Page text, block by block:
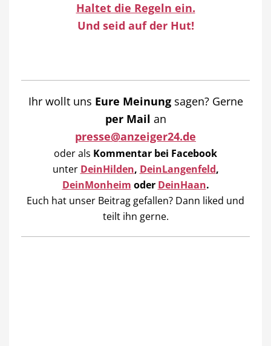
Haltet die Regeln ein.
Und seid auf der Hut!
Ihr wollt uns Eure Meinungsagen? Gerne
per Mail an
presse@anzeiger24.de
oder als Kommentar bei Facebook
unter DeinHilden, DeinLangenfeld,
DeinMonheim oder DeinHaan.
Euch hat unser Beitrag gefallen? Dann liked und
teilt ihn gerne.